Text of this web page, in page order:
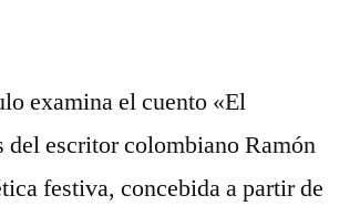
examina el cuento «El
del escritor colombiano Ramón
festiva, concebida a partir de